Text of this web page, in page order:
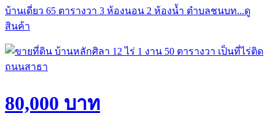
บ้านเดี่ยว 65 ตารางวา 3 ห้องนอน 2 ห้องน้ำ ตำบลชนบท...ดู
สินค้า
80,000 บาท